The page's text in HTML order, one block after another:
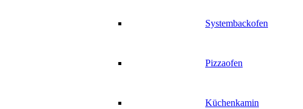
Systembackofen
Pizzaofen
Küchenkamin